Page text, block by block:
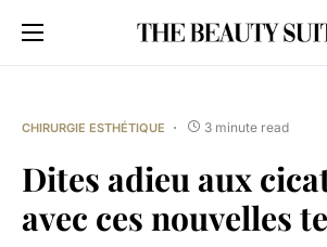
CHIRURGIE ESTHÉTIQUE 3 minute read
Dites adieu aux
avec ces nouvelles